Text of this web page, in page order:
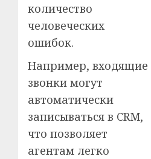
количество
человеческих
ошибок.
Например, входящие
звонки могут
автоматически
записываться в CRM,
что позволяет
агентам легко